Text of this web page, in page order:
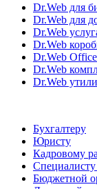
Dr.Web для
Dr.Web для
Dr.Web
Dr.Web
Dr.Web
Dr.Web
Dr.Web
Бухгалтеру
Юристу
Кадровому
Бюджетной